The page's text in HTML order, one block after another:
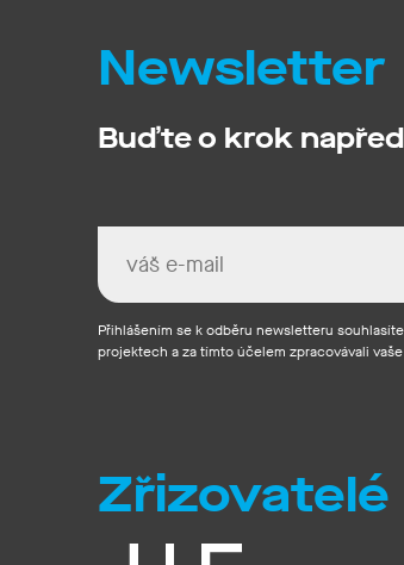
Newsletter
Buďte o krok
Přihlášením se k odběru newsletteru
projektech a za tímto účelem zpracovávali
Zřizovatelé